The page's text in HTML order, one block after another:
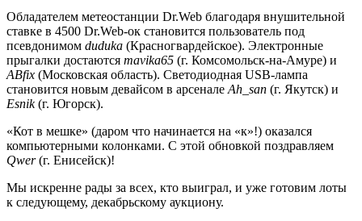
Обладателем метеостанции Dr.Web благодаря внушительной
ставке в 4500 Dr.Web-ок становится пользователь под
псевдонимом duduka (Красногвардейское). Электронные
прыгалки достаются mavika65 (г. Комсомольск-на-Амуре) и
ABfix (Московская область). Светодиодная USB-лампа
становится новым девайсом в арсенале Ah_san (г. Якутск) и
Esnik(г. Югорск).
«Кот в мешке» (даром что начинается на «к»!) оказался
компьютерными колонками. С этой обновкой поздравляем
Qwer(г. Енисейск)!
Мы искренне рады за всех, кто выиграл, и уже готовим лоты
к следующему, декабрьскому аукциону.